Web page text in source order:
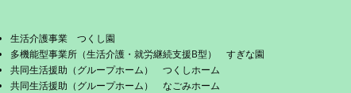
生活介護事業 つくし園
多機能型事業所（生活介護・就労継続支援B型） すぎな園
共同生活援助（グループホーム） つくしホーム
共同生活援助（グループホーム） なごみホーム